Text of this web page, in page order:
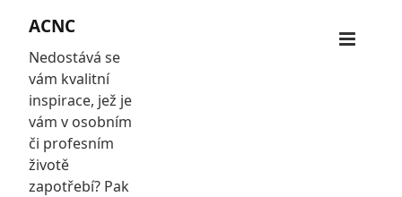
content
ACNC
Nedostává se
vám kvalitní
inspirace, jež je
vám v osobním
či profesním
životě
zapotřebí? Pak